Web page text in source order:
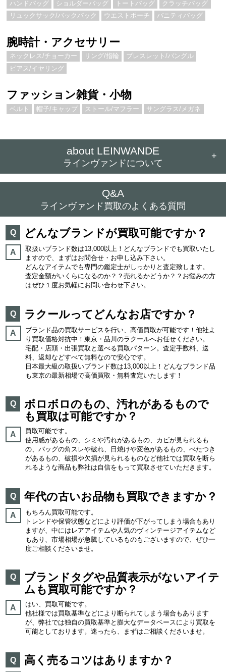
ハンドバッグ ショルダーバッグ トートバッグ
クラッチバッグ
リュックサック/バックパック
ウエストポーチ バニティバッグ
腕時計・アクセサリー
ネックレス/チョーカー リング/指輪
ブレスレット/バングル
ピアス/イヤリング
ファッション雑貨・小物
ベルト 帽子/キャップ ストール/マフラー サングラス/メガネ
about LEINWANDE
ラインヴァンドについて
+
Q&A
ラインヴァンド買取のよくある質問
Q どんなブランドが買取可能ですか？
A
取扱いブランド数は13,000以上！どんなブランドでも買取いたし
ますので、まずはお問合せ・お申し込み下さい。
どんなアイテムでも専門の鑑定士がしっかりと査定致します。
査定金額がいくらになるのか？？売れるかどうか？？お悩みの方
はぜひ１度お気軽にお問い合わせ下さい。
Q ラクールってどんなお店ですか？
A
ブランド品の買取サービスを行い、高価買取が可能です！他社よ
り買取価格対抗中！東京・品川のラクールへお任せください。
宅配・店頭・出張買取と選べる買取パターン。査定手数料、送
料、返却などすべて無料なので安心です。
日本最大級の取扱いブランド数は13,000以上！どんなブランド品
も東京の最新相場で高価買取・無料査定いたします！
Q
ボロボロのもの、汚れがあるもので
も買取は可能ですか？
A
買取可能です。
使用感があるもの、シミや汚れがあるもの、カビが見られるも
の、バッグの角スレや破れ、日焼けや変色があるもの、べたつき
があるもの、破損や欠損が見られるものなど他社では買取を断ら
れるような商品も弊社は自信をもって買取させていただきます。
Q 年代の古いお品物も買取できますか？
A
もちろん買取可能です。
トレンドや保管状態などにより評価が下がってしまう場合もあり
ますが、中にはレアアイテムや人気のヴィンテージアイテムなど
もあり、市場相場が急騰しているものもございますので、ぜひ一
度ご相談くださいませ。
Q
ブランドタグや品質表示がないアイテ
ムも買取可能ですか？
A
はい、買取可能です。
他社様では買取基準などにより断られてしまう場合もあります
が、弊社では独自の買取基準と膨大なデータベースにより買取を
可能としております。迷ったら、まずはご相談くださいませ。
Q 高く売るコツはありますか？